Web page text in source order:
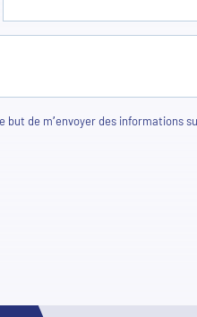
de m’envoyer des informations